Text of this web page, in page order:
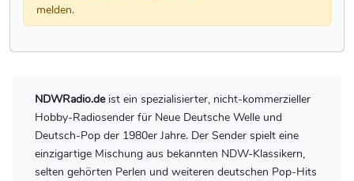
melden.
NDWRadio.deist ein spezialisierter, nicht-kommerzieller
Hobby-Radiosender für Neue Deutsche Welle und
Deutsch-Pop der 1980er Jahre. Der Sender spielt eine
einzigartige Mischung aus bekannten NDW-Klassikern,
selten gehörten Perlen und weiteren deutschen Pop-Hits